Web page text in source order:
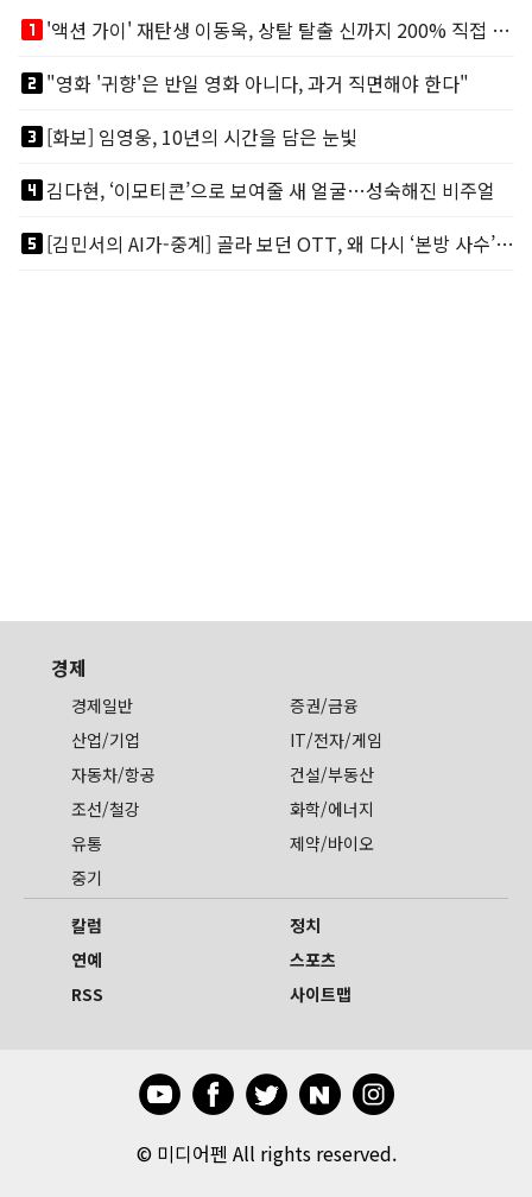
looks_one
'액션 가이' 재탄생 이동욱, 상탈 탈출 신까지 200% 직접 소화
looks_two"영화 '귀향'은 반일 영화 아니다, 과거 직면해야 한다"
looks_3[화보] 임영웅, 10년의 시간을 담은 눈빛
looks_4김다현, ‘이모티콘’으로 보여줄 새 얼굴…성숙해진 비주얼
looks_5
[김민서의 AI가-중계] 골라 보던 OTT, 왜 다시 ‘본방 사수’를 부르나
경제
경제일반
증권/금융
산업/기업
IT/전자/게임
자동차/항공
건설/부동산
조선/철강
화학/에너지
유통
제약/바이오
중기
칼럼
정치
연예
스포츠
RSS
사이트맵
© 미디어펜 All rights reserved.